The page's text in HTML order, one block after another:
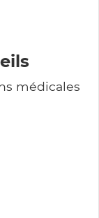
médicales